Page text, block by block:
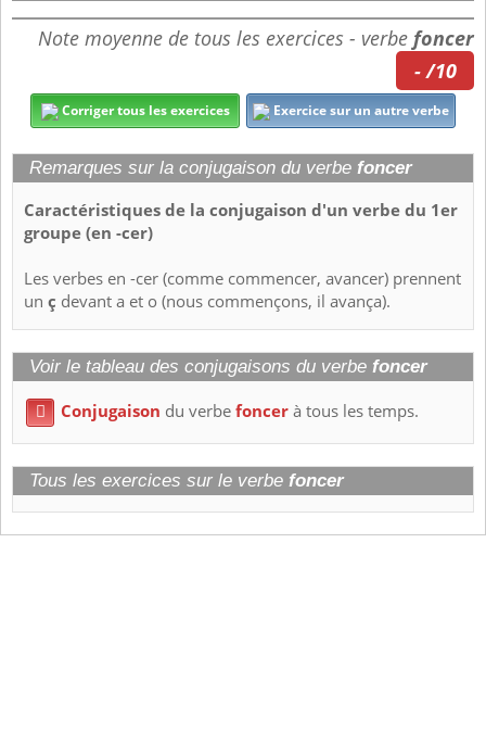
Note moyenne de tous les exercices - verbe foncer
- /10
Corriger tous les exercices Exercice sur un autre verbe
Remarques sur la conjugaison du verbe foncer
Caractéristiques de la conjugaison d'un verbe du 1er
groupe (en -cer)
Les verbes en -cer (comme commencer, avancer) prennent
un ç devant a et o (nous commençons, il avança).
Voir le tableau des conjugaisons du verbe foncer
 Conjugaison du verbefoncerà tous les temps.
Tous les exercices sur le verbe foncer